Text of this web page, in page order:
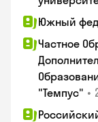
Южный
Частное
"Темпус" •